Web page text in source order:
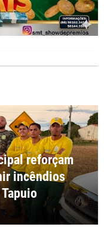
reforçam
incêndios